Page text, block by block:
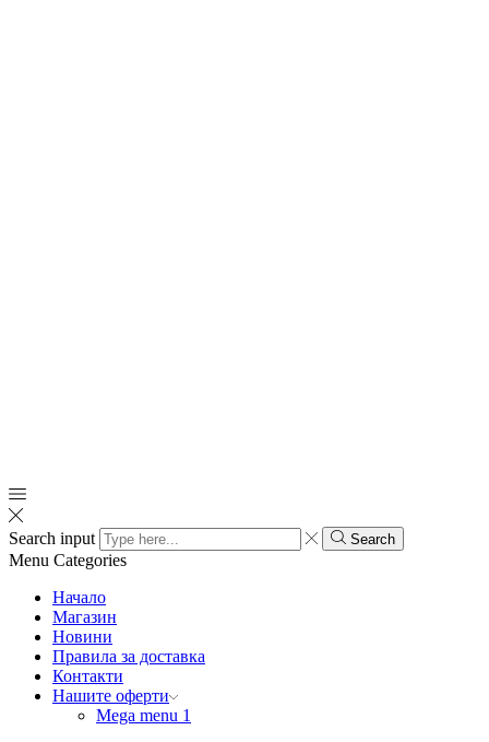
Search input Search
Menu Categories
Начало
Магазин
Новини
Правила за доставка
Контакти
Нашите оферти
Mega menu 1